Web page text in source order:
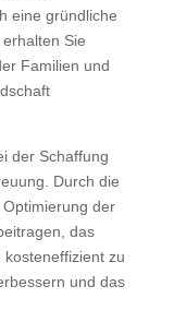
eine gründliche
Sie
Familien und
der Schaffung
Durch die
der
das
zu
und das